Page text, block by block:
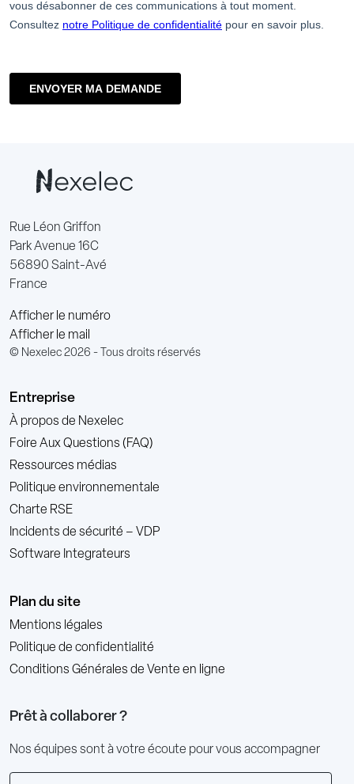
Rue Léon Griffon
Park Avenue 16C
56890 Saint-Avé
France
Afficher le numéro
Afficher le mail
© Nexelec 2026 - Tous droits réservés
Entreprise
À propos de Nexelec
Foire Aux Questions (FAQ)
Ressources médias
Politique environnementale
Charte RSE
Incidents de sécurité – VDP
Software Integrateurs
Plan du site
Mentions légales
Politique de confidentialité
Conditions Générales de Vente en ligne
Prêt à collaborer ?
Nos équipes sont à votre écoute pour vous accompagner